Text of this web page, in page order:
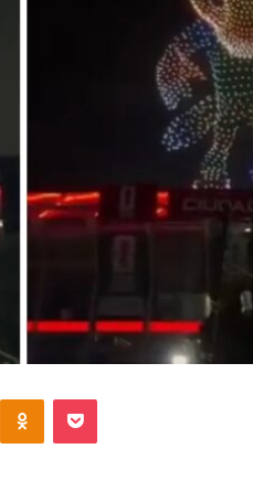
Odnoklassniki
Pocket